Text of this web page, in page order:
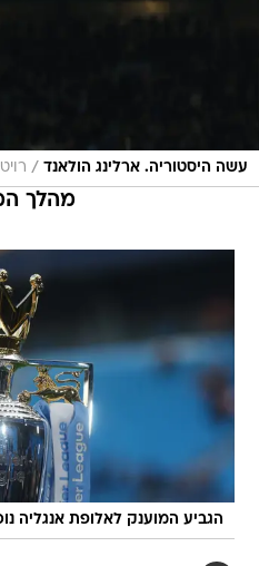
עשה היסטוריה. ארלינג הולאנד /
מהלך
הגביע המוענק לאלופת אנגליה